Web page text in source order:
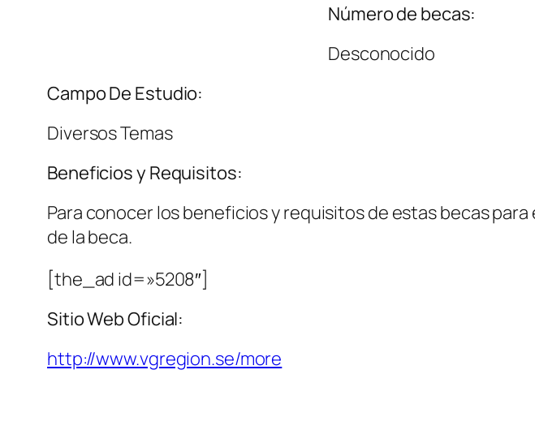
Número de becas:
Desconocido
Campo De Estudio:
Diversos Temas
Beneficios y Requisitos:
Para conocer los beneficios y requisitos de estas becas
de la beca.
[the_ad id=»5208″]
Sitio Web Oficial:
http://www.vgregion.se/more